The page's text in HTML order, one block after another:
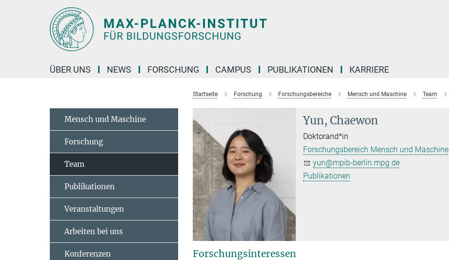
ÜBER UNS NEWS FORSCHUNG CAMPUS PUBLIKATIONEN KARRIERE
Startseite Forschung Forschungsbereiche Mensch und Maschine Team
Yun, Chaewon
Doktorand*in
Forschungsbereich Mensch und Maschine
yun@mpib-berlin.mpg.de
Publikationen
Forschungsinteressen
Mensch und Maschine
Forschung
Team
Publikationen
Veranstaltungen
Arbeiten bei uns
Konferenzen